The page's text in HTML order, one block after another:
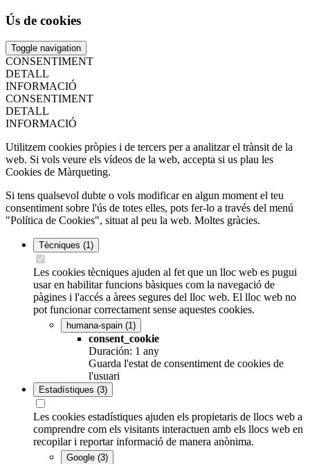
Ús de cookies
Toggle navigation
CONSENTIMENT
DETALL
INFORMACIÓ
CONSENTIMENT
DETALL
INFORMACIÓ
Utilitzem cookies pròpies i de tercers per a analitzar el trànsit de la
web. Si vols veure els vídeos de la web, accepta si us plau les
Cookies de Màrqueting.
Si tens qualsevol dubte o vols modificar en algun moment el teu
consentiment sobre l'ús de totes elles, pots fer-lo a través del menú
"Política de Cookies", situat al peu la web. Moltes gràcies.
Tècniques (1)
Les cookies tècniques ajuden al fet que un lloc web es pugui
usar en habilitar funcions bàsiques com la navegació de
pàgines i l'accés a àrees segures del lloc web. El lloc web no
pot funcionar correctament sense aquestes cookies.
humana-spain (1)
consent_cookie
Duración: 1 any
Guarda l'estat de consentiment de cookies de
l'usuari
Estadístiques (3)
Les cookies estadístiques ajuden els propietaris de llocs web a
comprendre com els visitants interactuen amb els llocs web en
recopilar i reportar informació de manera anònima.
Google (3)